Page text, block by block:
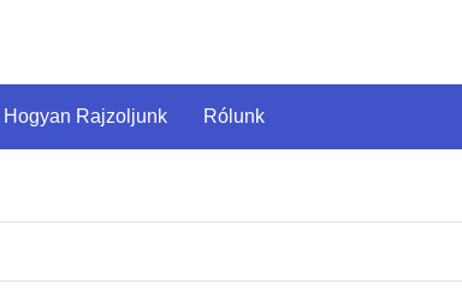
Hogyan Rajzoljunk Rólunk